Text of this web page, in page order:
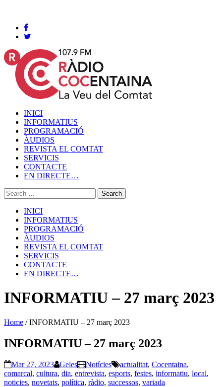
INICI
INFORMATIUS
PROGRAMACIÓ
ÀUDIOS
REVISTA EL COMTAT
SERVICIS
CONTACTE
EN DIRECTE…
INICI
INFORMATIUS
PROGRAMACIÓ
ÀUDIOS
REVISTA EL COMTAT
SERVICIS
CONTACTE
EN DIRECTE…
INFORMATIU – 27 març 2023
Home /INFORMATIU – 27 març 2023
INFORMATIU – 27 març 2023
Mar 27, 2023 Geles Notícies actualitat, Cocentaina,
comarcal, cultura, dia, entrevista, esports, festes, informatiu, local,
noticies, novetats, política, ràdio, successos, variada